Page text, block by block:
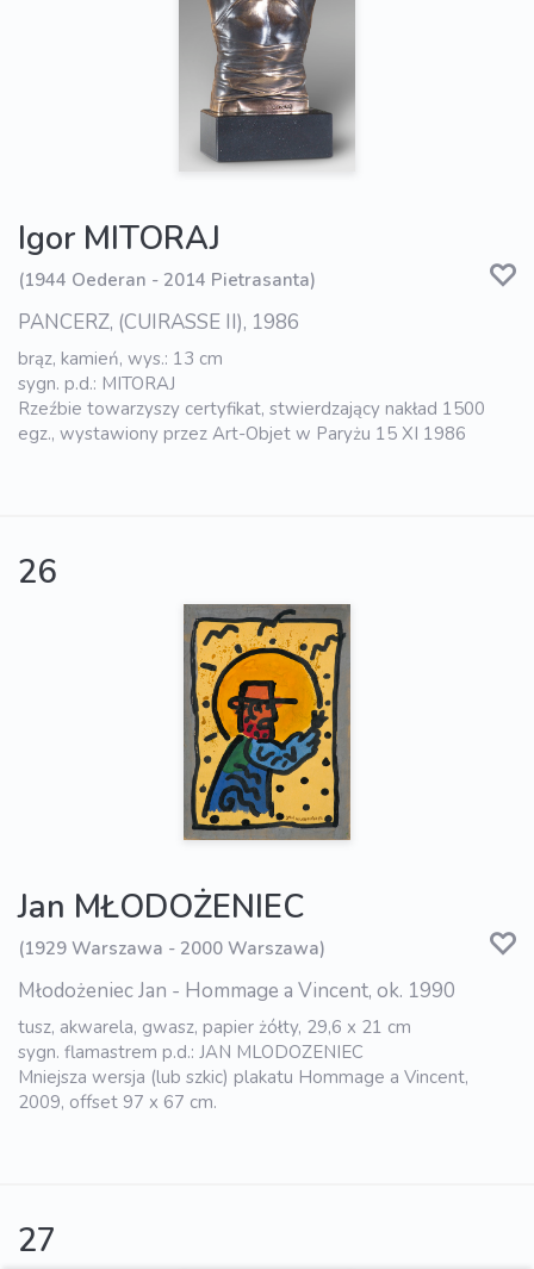
Igor MITORAJ
(1944 Oederan - 2014 Pietrasanta)
PANCERZ, (CUIRASSE II), 1986
brąz, kamień, wys.: 13 cm
sygn. p.d.: MITORAJ
Rzeźbie towarzyszy certyfikat, stwierdzający nakład 1500
egz., wystawiony przez Art-Objet w Paryżu 15 XI 1986
26
Jan MŁODOŻENIEC
(1929 Warszawa - 2000 Warszawa)
Młodożeniec Jan - Hommage a Vincent, ok. 1990
tusz, akwarela, gwasz, papier żółty, 29,6 x 21 cm
sygn. flamastrem p.d.: JAN MLODOZENIEC
Mniejsza wersja (lub szkic) plakatu Hommage a Vincent,
2009, offset 97 x 67 cm.
27